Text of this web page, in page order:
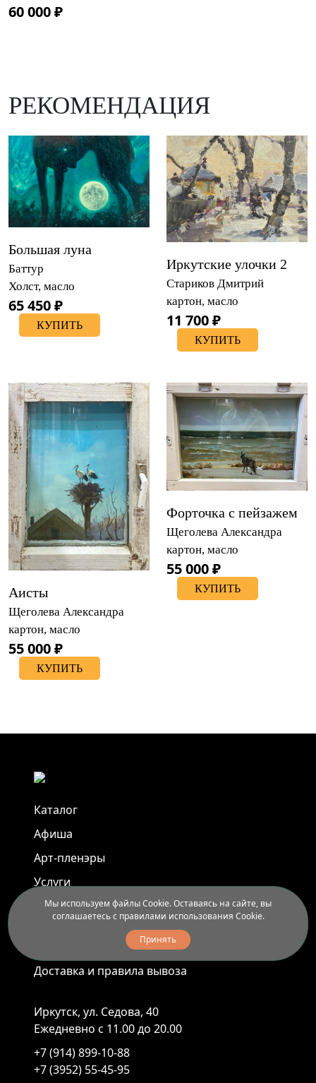
60 000 ₽
РЕКОМЕНДАЦИЯ
Большая луна
Баттур
Холст, масло
65 450 ₽
КУПИТЬ
Иркутские улочки 2
Стариков Дмитрий
картон, масло
11 700 ₽
КУПИТЬ
Аисты
Щеголева Александра
картон, масло
55 000 ₽
КУПИТЬ
Форточка с пейзажем
Щеголева Александра
картон, масло
55 000 ₽
КУПИТЬ
Каталог
Афиша
Арт-пленэры
Услуги
Новости
Доставка и правила вывоза
Иркутск, ул. Седова, 40
Ежедневно с 11.00 до 20.00
+7 (914) 899-10-88
+7 (3952) 55-45-95
Мы используем файлы Cookie. Оставаясь на сайте, вы
соглашаетесь с правилами использования Cookie.
Принять